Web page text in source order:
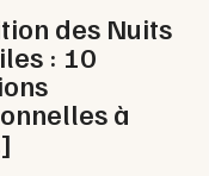
des Nuits
: 10
à